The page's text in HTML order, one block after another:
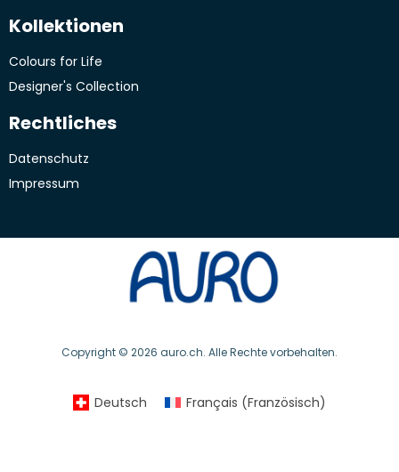
Kollektionen
Colours for Life
Designer's Collection
Rechtliches
Datenschutz
Impressum
Copyright © 2026 auro.ch. Alle Rechte vorbehalten.
Deutsch Français (Französisch)